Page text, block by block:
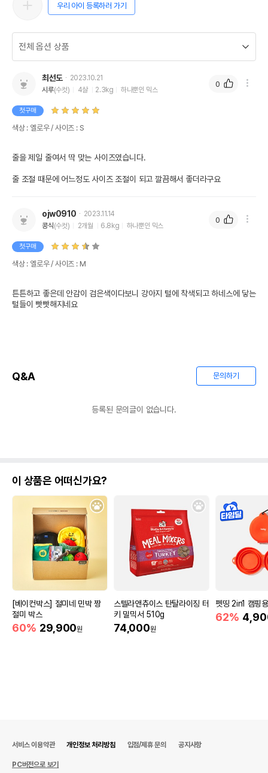
우리 아이 등록하러 가기
최선도
2023.10.21
시루(수컷) 4살 2.3kg 하나뿐인 믹스
첫구매
색상 : 옐로우 / 사이즈 : S
줄을 제일 줄여서 딱 맞는 사이즈였습니다.
줄 조절 때문에 어느정도 사이즈 조절이 되고 깔끔해서 좋더라구요
0
ojw0910
2023.11.14
콩식(수컷) 2개월 6.8kg 하나뿐인 믹스
첫구매
색상 : 옐로우 / 사이즈 : M
튼튼하고 좋은데 안감이 검은색이다보니 강아지 털에 착색되고 하네스에 닿는
털들이 빳빳해지네요
0
Q&A 문의하기
등록된 문의글이 없습니다.
이 상품은 어떠신가요?
[베이컨박스] 절미네 민박 짱
절미 박스
60% 29,900원
스텔라앤츄이스 탄탈라이징 터
키 밀믹서 510g
74,000원
펫띵 2in1 캠핑
62%
서비스 이용약관 개인정보 처리방침 입점/제휴 문의 공지사항
PC버전으로 보기